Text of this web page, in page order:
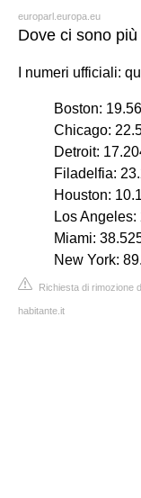
europarl.europa.eu
Dove ci sono
I numeri ufficiali:
Boston:
Chicago:
Detroit:
Filadelfia:
Houston:
Los Angeles:
Miami:
New York:
Richiesta di rimozione
habitante.it